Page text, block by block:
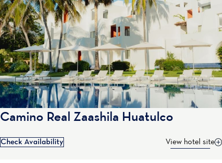
Camino Real Zaashila Huatulco
Check Availability View hotel site